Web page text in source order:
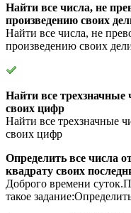
Найти все числа, не
произведению своих
Найти все числа, не
произведению своих
Найти все
своих цифр
Найти все трехзначные
своих цифр
Определить все числа
квадрату своих
Доброго времени
такое